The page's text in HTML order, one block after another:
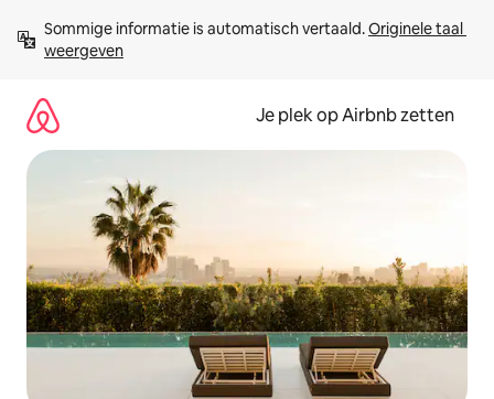
direct
naar
Sommige informatie is automatisch vertaald. Originele taal
weergeven
Je plek op Airbnb zetten